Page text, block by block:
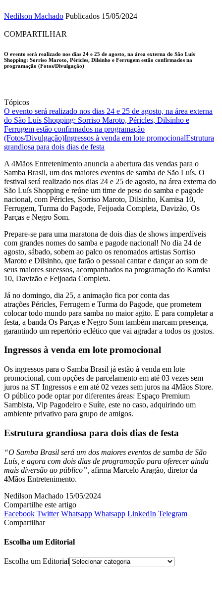
Nedilson Machado Publicados 15/05/2024
COMPARTILHAR
O evento será realizado nos dias 24 e 25 de agosto, na área externa do São Luís
Shopping: Sorriso Maroto, Péricles, Dilsinho e Ferrugem estão confirmados na
programação (Fotos/Divulgação)
Tópicos
O evento será realizado nos dias 24 e 25 de agosto, na área externa
do São Luís Shopping: Sorriso Maroto, Péricles, Dilsinho e
Ferrugem estão confirmados na programação
(Fotos/Divulgação)Ingressos à venda em lote promocionalEstrutura
grandiosa para dois dias de festa
A 4Mãos Entretenimento anuncia a abertura das vendas para o
Samba Brasil, um dos maiores eventos de samba de São Luís. O
festival será realizado nos dias 24 e 25 de agosto, na área externa do
São Luís Shopping e reúne um time de peso do samba e pagode
nacional, com Péricles, Sorriso Maroto, Dilsinho, Kamisa 10,
Ferrugem, Turma do Pagode, Feijoada Completa, Davizão, Os
Parças e Negro Som.
Prepare-se para uma maratona de dois dias de shows imperdíveis
com grandes nomes do samba e pagode nacional! No dia 24 de
agosto, sábado, sobem ao palco os renomados artistas Sorriso
Maroto e Dilsinho, que farão o pessoal cantar e dançar ao som de
seus maiores sucessos, acompanhados na programação do Kamisa
10, Davizão e Feijoada Completa.
Já no domingo, dia 25, a animação fica por conta das
atrações Péricles, Ferrugem e Turma do Pagode, que prometem
colocar todo mundo para samba no maior agito. E para completar a
festa, a banda Os Parças e Negro Som também marcam presença,
garantindo um repertório eclético que vai agradar a todos os gostos.
Ingressos à venda em lote promocional
Os ingressos para o Samba Brasil já estão à venda em lote
promocional, com opções de parcelamento em até 03 vezes sem
juros na ST Ingressos e em até 02 vezes sem juros na 4Mãos Store.
O público pode optar por diferentes áreas: Espaço Premium
Sambista, Vip Pagodeiro e Suíte, este no caso, adquirindo um
ambiente privativo para grupo de amigos.
Estrutura grandiosa para dois dias de festa
“O Samba Brasil será um dos maiores eventos de samba de São
Luís, e agora com dois dias de programação para oferecer ainda
mais diversão ao público”, afirma Marcelo Aragão, diretor da
4Mãos Entretenimento.
Nedilson Machado 15/05/2024
Compartilhe este artigo
Facebook Twitter Whatsapp Whatsapp LinkedIn Telegram
Compartilhar
Escolha um Editorial
Escolha um Editorial